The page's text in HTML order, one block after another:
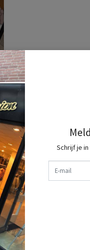
je dan snel aan als VIP
je standaard 10%
MEER INFO STUUR
Schrijf je
E-mail